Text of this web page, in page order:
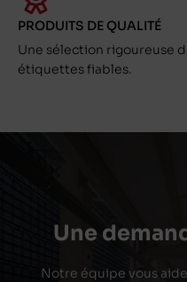
PRODUITS DE QUALITÉ
Une sélection rigoureuse
étiquettes fiables.
Une
Notre équipe vous